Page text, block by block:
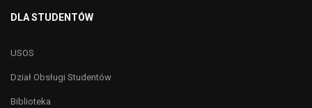
DLA STUDENTÓW
USOS
Dział Obsługi Studentów
Biblioteka